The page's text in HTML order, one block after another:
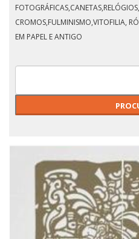
CROMOS,FULMINISMO,VITOFILIA,
EM PAPEL E ANTIGO